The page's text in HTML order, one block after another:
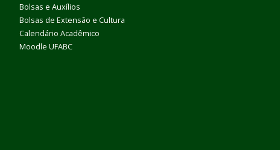
Bolsas e Auxílios
Bolsas de Extensão e Cultura
Calendário Acadêmico
Moodle UFABC